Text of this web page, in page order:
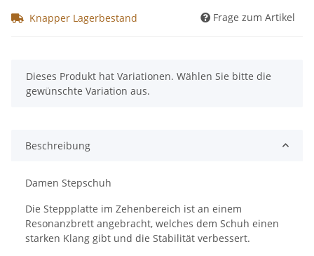
Knapper Lagerbestand Frage zum Artikel
x
Dieses Produkt hat Variationen. Wählen Sie bitte die
gewünschte Variation aus.
Beschreibung
Damen Stepschuh
Die Steppplatte im Zehenbereich ist an einem
Resonanzbrett angebracht, welches dem Schuh einen
starken Klang gibt und die Stabilität verbessert.